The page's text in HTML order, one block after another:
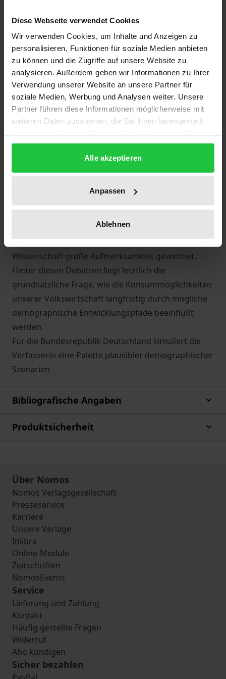
Diese Webseite verwendet Cookies
Wir verwenden Cookies, um Inhalte und Anzeigen zu
personalisieren, Funktionen für soziale Medien anbieten
zu können und die Zugriffe auf unsere Website zu
analysieren. Außerdem geben wir Informationen zu Ihrer
Verwendung unserer Website an unsere Partner für
soziale Medien, Werbung und Analysen weiter. Unsere
Partner führen diese Informationen möglicherweise mit
weiteren Daten zusammen, die Sie ihnen bereitgestellt
gesammelt haben.
Alle akzeptieren
Anpassen
Ablehnen
Seit Robert Malthus vor 200 Jahren sein
Zusammenhang zwischen demographischer und
ökonomischer Entwicklung Gegenstand
wirtschaftswissenschaftlicher Forschung. Dieser
Problemkreis zieht gegenwärtig reges Interesse auf
sich, denn bei Fortbestand des derzeitigen
generativen Verhaltens in den entwickelten
Volkswirtschaften wird die Bevölkerung in diesen
Ländern nicht nur mit besorgniserregendem Tempo
schrumpfen, sondern wegen niedriger
Geburtenraten und steigender Lebenserwartung
auch dramatisch altern. Der Bedeutung dieser
Gesundheitssystem und andere Bereiche der
Volkswirtschaft wird im politischen Raum und in der
Wissenschaft große Aufmerksamkeit gewidmet.
Hinter diesen Debatten liegt letztlich die
grundsätzliche Frage, wie die Konsummöglichkeiten
unserer Volkswirtschaft langfristig durch mögliche
demographische Entwicklungspfade beeinflußt
werden.
Für die Bundesrepublik Deutschland simuliert die
Verfasserin eine Palette plausibler demographischer
Szenarien.
Bibliografische Angaben
Produktsicherheit
Über Nomos
Nomos Verlagsgesellschaft
Presseservice
Karriere
Unsere Verlage
Inlibra
Online-Module
Zeitschriften
NomosEvents
Service
Lieferung und Zahlung
Kontakt
Häufig gestellte Fragen
Widerruf
Abo kündigen
Sicher bezahlen